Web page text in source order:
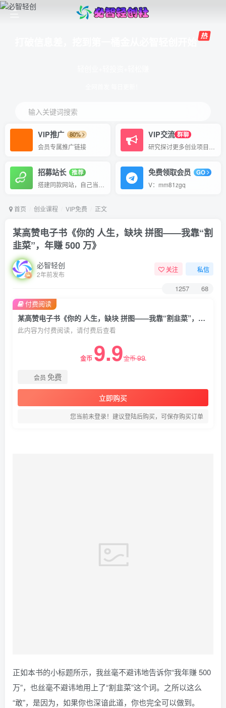
输入关键词搜索
VIP推广
80%
会员专属推广链接
VIP交流 群聊
招募站长
推荐
免费领取会员
GO
V：mm81zgq
首页 创业课程 VIP免费 正文
某高赞电子书《你的 人生，缺块 拼图——我靠“割
韭菜”，年赚 500 万》
必智轻创
2年前发布
关注 私信
1257 68
某高赞电子书《你的 人生，缺块 拼图——我靠“割韭菜”，年赚 500 万》
此内容为付费阅读，请付费后查看
金币 9.9金币99
会员 免费
立即购买
您当前未登录！建议登陆后购买，可保存购买订单
付费阅读
正如本书的小标题所示，我丝毫不避讳地告诉你“我年赚 500
万”，也丝毫不避讳地用上了“割韭菜”这个词。之所以这么
“敢”，是因为，如果你也深谙此道，你也完全可以做到。